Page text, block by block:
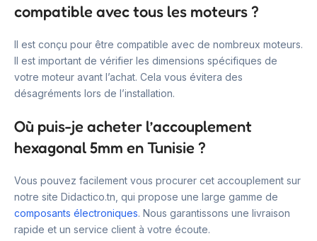
compatible avec tous les moteurs ?
Il est conçu pour être compatible avec de nombreux moteurs.
Il est important de vérifier les dimensions spécifiques de
votre moteur avant l’achat. Cela vous évitera des
désagréments lors de l’installation.
Où puis-je acheter l’accouplement
hexagonal 5mm en Tunisie ?
Vous pouvez facilement vous procurer cet accouplement sur
notre site Didactico.tn, qui propose une large gamme de
composants électroniques. Nous garantissons une livraison
rapide et un service client à votre écoute.